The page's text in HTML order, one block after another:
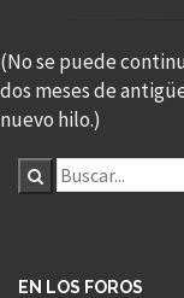
(No se puede
dos meses de
nuevo hilo.)
EN LOS FOROS